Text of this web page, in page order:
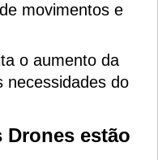
movimentos e
o aumento da
necessidades do
Drones estão